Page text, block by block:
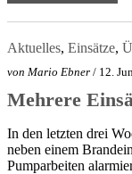
Aktuelles, Einsätze,
von Mario Ebner / 12.
Mehrere
In den letzten drei
neben einem
Pumparbeiten